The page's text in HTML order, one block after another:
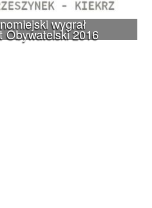
wygrał
Obywatelski 2016